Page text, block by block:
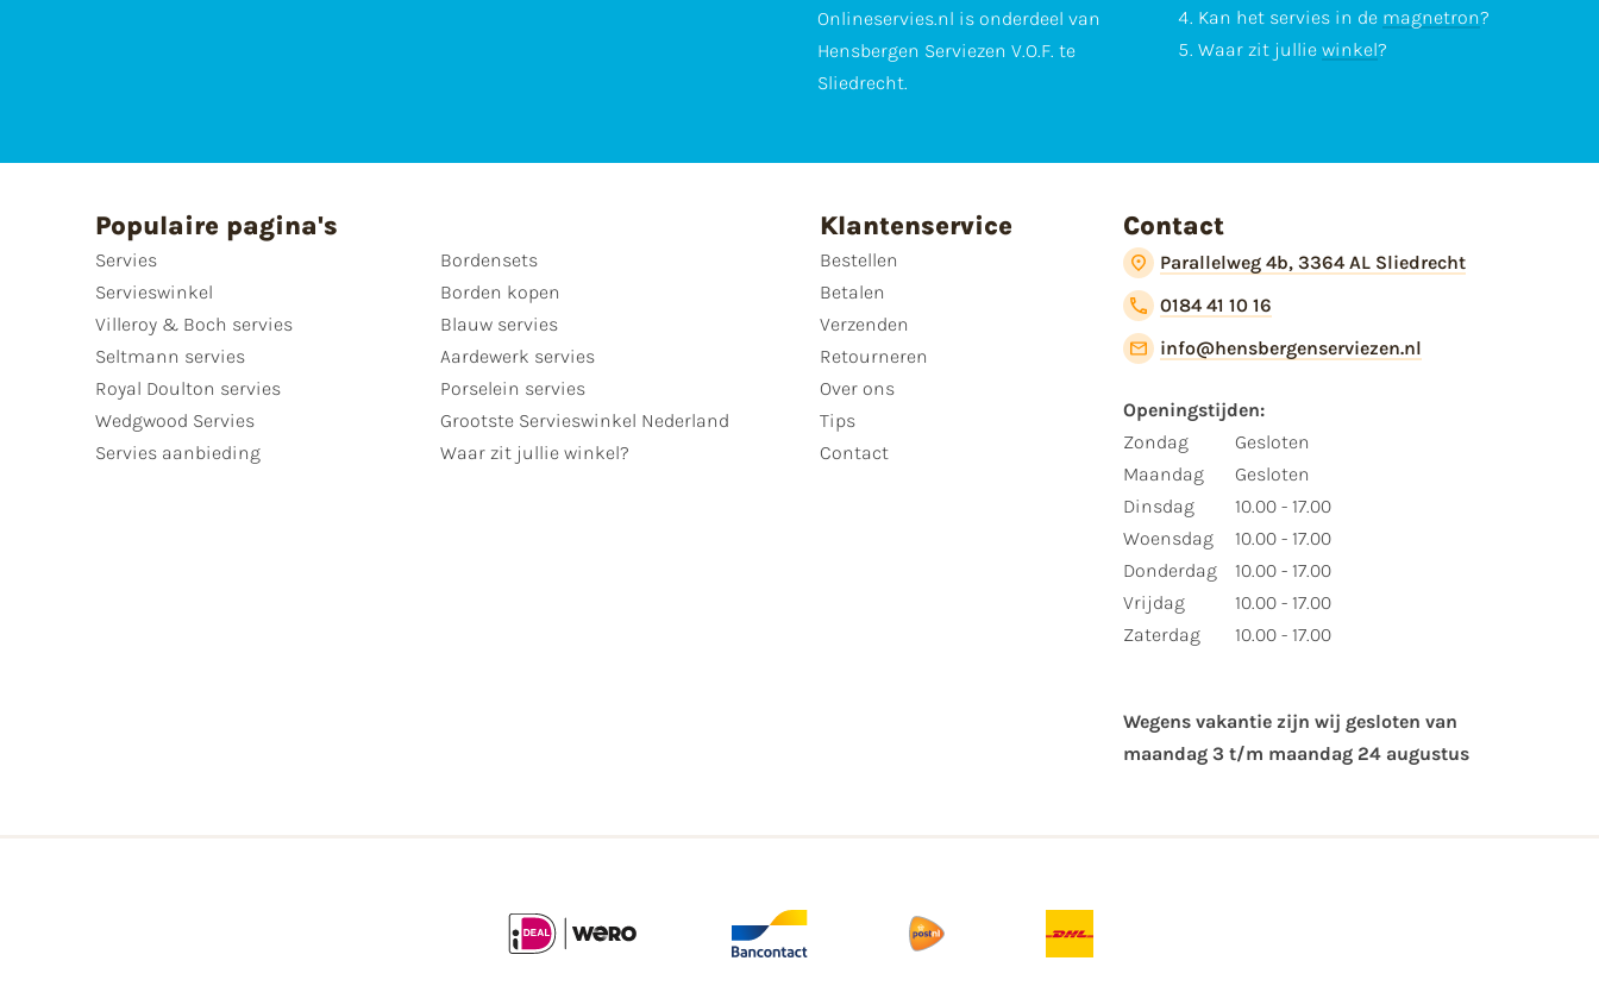
Onlineservies.nl is onderdeel van
Hensbergen Serviezen V.O.F. te
Sliedrecht.
Kan het servies in de magnetron?
Waar zit jullie winkel?
Populaire pagina's
Servies
Servieswinkel
Villeroy & Boch servies
Seltmann servies
Royal Doulton servies
Wedgwood Servies
Servies aanbieding
Bordensets
Borden kopen
Blauw servies
Aardewerk servies
Porselein servies
Grootste Servieswinkel Nederland
Waar zit jullie winkel?
Klantenservice
Bestellen
Betalen
Verzenden
Retourneren
Over ons
Tips
Contact
Contact
Parallelweg 4b, 3364 AL Sliedrecht
0184 41 10 16
info@hensbergenserviezen.nl
Openingstijden:
Zondag
Maandag
Dinsdag
Woensdag
Donderdag
Vrijdag
Zaterdag
Gesloten
Gesloten
10.00 - 17.00
10.00 - 17.00
10.00 - 17.00
10.00 - 17.00
10.00 - 17.00
Wegens vakantie zijn wij gesloten van ​
maandag 3 t/m maandag 24 augustus